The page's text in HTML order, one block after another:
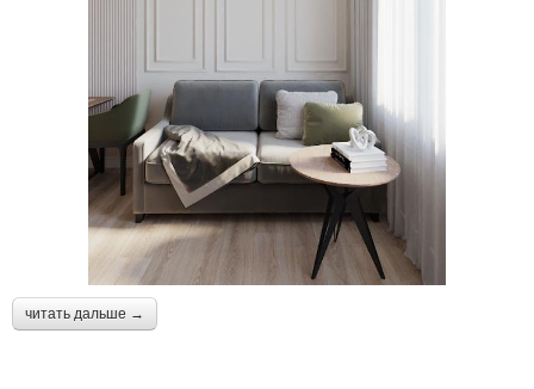
читать дальше →